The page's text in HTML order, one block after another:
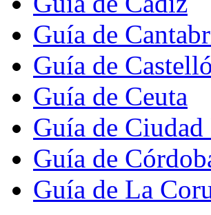
Guía de
Guía de
Guía de Ceuta
Guía de Ciudad
Guía de
Guía de La